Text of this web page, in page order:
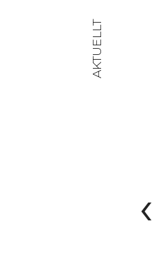
AKTUELLT
‹